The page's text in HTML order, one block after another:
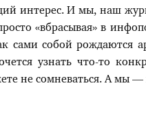
интерес. И мы, наш
«вбрасывая» в
сами собой рождаются
узнать что-то
не сомневаться. А мы